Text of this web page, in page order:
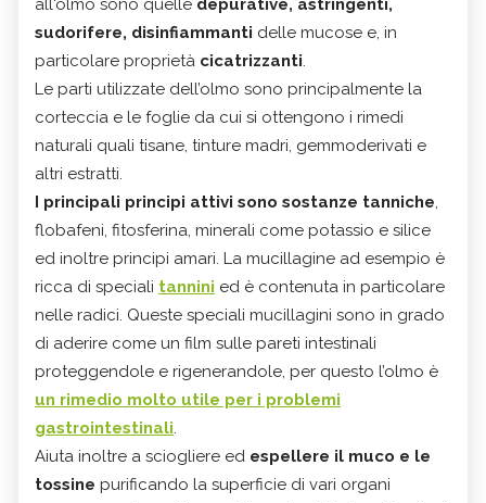
all'olmo sono quelle depurative, astringenti,
sudorifere, disinfiammanti delle mucose e, in
particolare proprietà cicatrizzanti.
Le parti utilizzate dell’olmo sono principalmente la
corteccia e le foglie da cui si ottengono i rimedi
naturali quali tisane, tinture madri, gemmoderivati e
altri estratti.
I principali principi attivi sono sostanze tanniche,
flobafeni, fitosferina, minerali come potassio e silice
ed inoltre principi amari. La mucillagine ad esempio è
ricca di speciali tannini ed è contenuta in particolare
nelle radici. Queste speciali mucillagini sono in grado
di aderire come un film sulle pareti intestinali
proteggendole e rigenerandole, per questo l’olmo è
un rimedio molto utile per i problemi
gastrointestinali.
Aiuta inoltre a sciogliere ed espellere il muco e le
tossine purificando la superficie di vari organi